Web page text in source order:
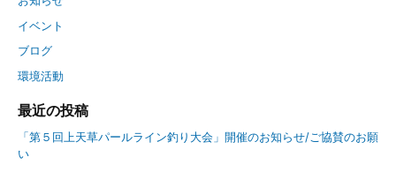
イベント
ブログ
環境活動
最近の投稿
「第５回上天草パールライン釣り大会」開催のお知らせ/ご協賛のお願
い